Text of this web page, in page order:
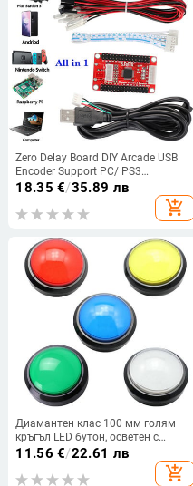
Zero Delay Board DIY Arcade USB
Encoder Support PC/ PS3
/Raspberry Pi / Android /Hitbox
With SANWA Joystick Button
Control кабел
18.35 €/35.89 лв
add_shopping_cart
Диамантен клас 100 мм голям
кръгъл LED бутон, осветен с
микропревключвател за машина
за аркадни игри „направи си сам“
11.56 €/22.61 лв
add_shopping_cart